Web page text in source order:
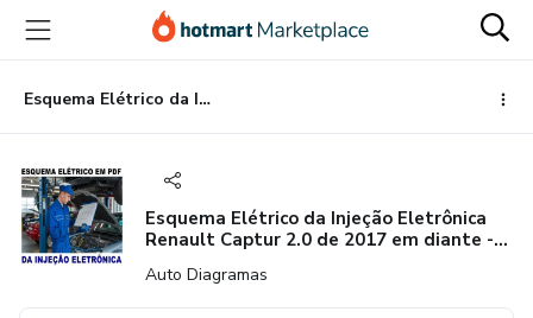
para
conteúdo
principal
para
pagamento
para
rodapé
Esquema Elétrico da Injeção Eletrônica Renault Captur 2.0 de 2017 em diante - F4R
Esquema Elétrico da Injeção Eletrônica
Renault Captur 2.0 de 2017 em diante -
Auto Diagramas